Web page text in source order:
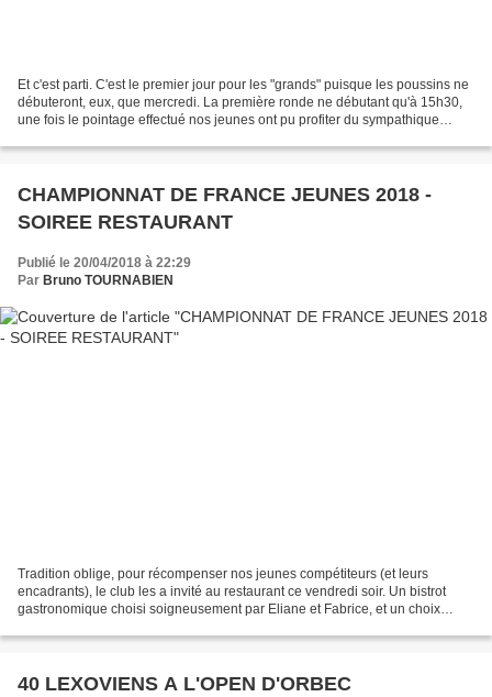
Et c'est parti. C'est le premier jour pour les "grands" puisque les poussins ne
débuteront, eux, que mercredi. La première ronde ne débutant qu'à 15h30,
une fois le pointage effectué nos jeunes ont pu profiter du sympathique
CHAMPIONNAT DE FRANCE JEUNES 2018 -
SOIREE RESTAURANT
Publié le 20/04/2018 à 22:29
Par Bruno TOURNABIEN
Tradition oblige, pour récompenser nos jeunes compétiteurs (et leurs
encadrants), le club les a invité au restaurant ce vendredi soir. Un bistrot
gastronomique choisi soigneusement par Eliane et Fabrice, et un choix
40 LEXOVIENS A L'OPEN D'ORBEC